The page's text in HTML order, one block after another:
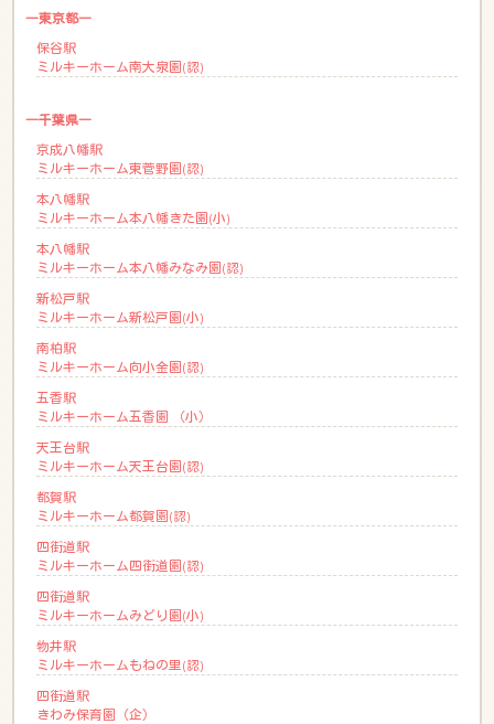
―東京都―
保谷駅
ミルキーホーム南大泉園(認)
―千葉県―
京成八幡駅
ミルキーホーム東菅野園(認)
本八幡駅
ミルキーホーム本八幡きた園(小)
本八幡駅
ミルキーホーム本八幡みなみ園(認)
新松戸駅
ミルキーホーム新松戸園(小)
南柏駅
ミルキーホーム向小金園(認)
五香駅
ミルキーホーム五香園 （小）
天王台駅
ミルキーホーム天王台園(認)
都賀駅
ミルキーホーム都賀園(認)
四街道駅
ミルキーホーム四街道園(認)
四街道駅
ミルキーホームみどり園(小)
物井駅
ミルキーホームもねの里(認)
四街道駅
きわみ保育園（企）